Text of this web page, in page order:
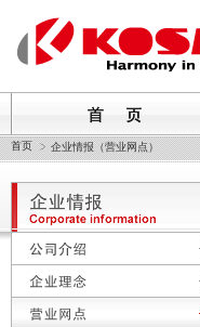
首页 企业情报（营业网点）